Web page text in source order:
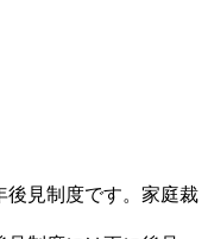
後見制度です。家庭裁